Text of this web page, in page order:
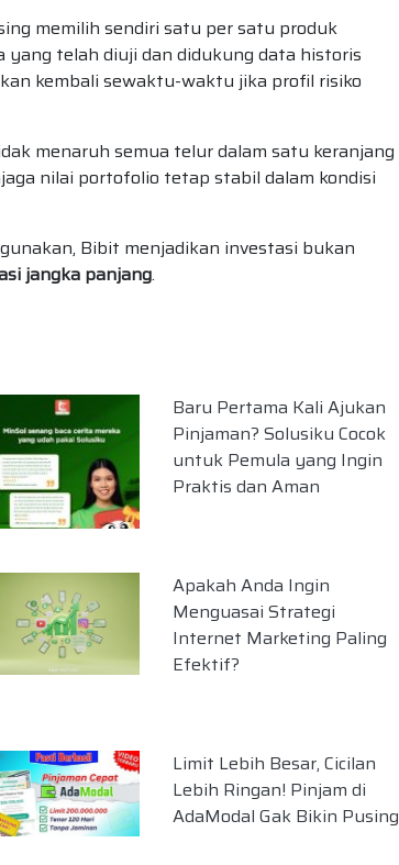
memilih sendiri satu per satu produk
yang telah diuji dan didukung data historis
kembali sewaktu-waktu jika profil risiko
menaruh semua telur dalam satu keranjang
nilai portofolio tetap stabil dalam kondisi
Bibit menjadikan investasi bukan
jangka panjang.
Baru Pertama Kali Ajukan
Pinjaman? Solusiku Cocok
untuk Pemula yang Ingin
Praktis dan Aman
Apakah Anda Ingin
Menguasai Strategi
Internet Marketing Paling
Efektif?
Limit Lebih Besar, Cicilan
Lebih Ringan! Pinjam di
AdaModal Gak Bikin Pusing